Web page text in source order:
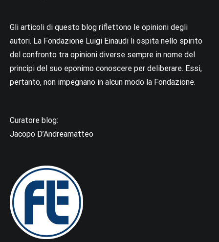
Gli articoli di questo blog riflettono le opinioni degli
autori. La Fondazione Luigi Einaudi li ospita nello spirito
del confronto tra opinioni diverse sempre in nome del
principi del suo eponimo conoscere per deliberare. Essi,
pertanto, non impegnano in alcun modo la Fondazione.
Curatore blog:
Jacopo D’Andreamatteo